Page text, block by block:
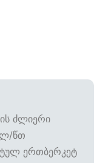
ძლიერი
წთ
ერთბერკეტ